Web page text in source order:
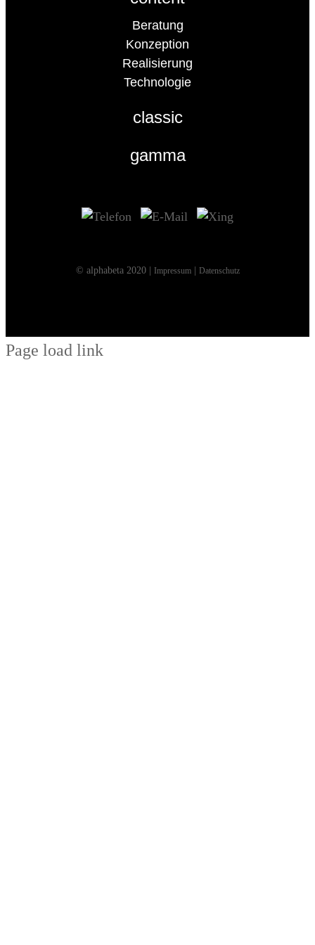
Beratung
Konzeption
Realisierung
Technologie
classic
gamma
© alphabeta 2020 | Impressum| Datenschutz
Page load link